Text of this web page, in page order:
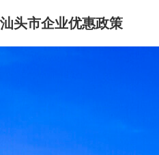
汕头市企业优惠政策